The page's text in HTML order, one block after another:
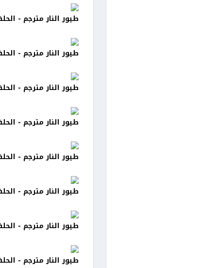
طيور النار مترجم - الحلقة
طيور النار مترجم - الحلقة
طيور النار مترجم -
طيور النار مترجم -
طيور النار مترجم - الحلقة
طيور النار مترجم - الحلقة
طيور النار مترجم - الحلقة
طيور النار مترجم -